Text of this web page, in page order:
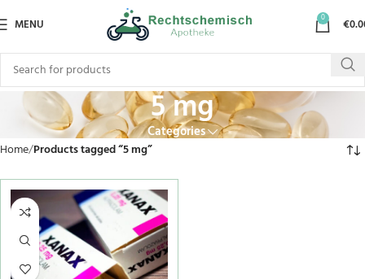
MENU 0 €
5 mg
Categories
Home Products tagged “5 mg”